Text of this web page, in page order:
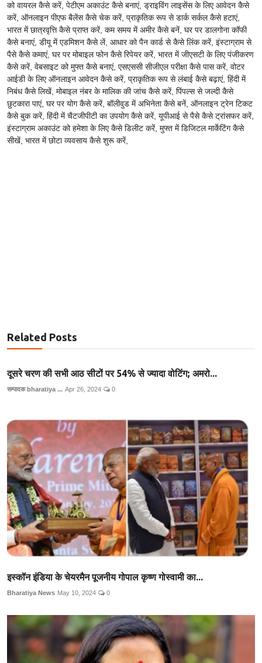
को वायरल कैसे करें, पेटीएम अकाउंट कैसे बनाएं, ड्राइविंग लाइसेंस के लिए आवेदन कैसे
करें, ऑनलाइन पीएफ बैलेंस कैसे चेक करें, प्राकृतिक रूप से डार्क सर्कल कैसे हटाएं,
भारत में छात्रवृत्ति कैसे प्राप्त करें, कम समय में अमीर कैसे बनें, घर पर डालगोना कॉफी
कैसे बनाएं, डीयू में एडमिशन कैसे लें, आधार को पैन कार्ड से कैसे लिंक करें, इंस्टाग्राम से
पैसे कैसे कमाएं, घर पर मोबाइल फोन कैसे रिपेयर करें, भारत में जीएसटी के लिए पंजीकरण
कैसे करें, वेबसाइट को मुफ्त कैसे बनाएं, एसएससी सीजीएल परीक्षा कैसे पास करें, वोटर
आईडी के लिए ऑनलाइन आवेदन कैसे करें, प्राकृतिक रूप से लंबाई कैसे बढ़ाएं, हिंदी में
निबंध कैसे लिखें, मोबाइल नंबर के मालिक की जांच कैसे करें, पिंपल्स से जल्दी कैसे
छुटकारा पाएं, घर पर योग कैसे करें, बॉलीवुड में अभिनेता कैसे बनें, ऑनलाइन ट्रेन टिकट
कैसे बुक करें, हिंदी में चैटजीपीटी का उपयोग कैसे करें, यूपीआई से पैसे कैसे ट्रांसफर करें,
इंस्टाग्राम अकाउंट को हमेशा के लिए कैसे डिलीट करें, मुफ्त में डिजिटल मार्केटिंग कैसे
सीखें, भारत में छोटा व्यवसाय कैसे शुरू करें,
Related Posts
दूसरे चरण की सभी आठ सीटों पर 54% से ज्यादा वोटिंग; अमरो...
सम्पादक bharatiya ... Apr 26, 2024 0
इस्कॉन इंडिया के चेयरमैन पूजनीय गोपाल कृष्ण गोस्वामी का...
Bharatiya News May 10, 2024 0